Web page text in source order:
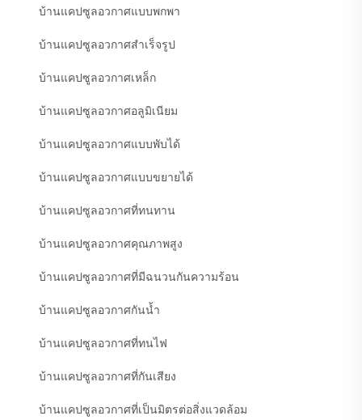
บ้านแคปซูลอวกาศแบบพกพา
บ้านแคปซูลอวกาศสำเร็จรูป
บ้านแคปซูลอวกาศเหล็ก
บ้านแคปซูลอวกาศอลูมิเนียม
บ้านแคปซูลอวกาศแบบพับได้
บ้านแคปซูลอวกาศแบบขยายได้
บ้านแคปซูลอวกาศที่ทนทาน
บ้านแคปซูลอวกาศคุณภาพสูง
บ้านแคปซูลอวกาศที่มีฉนวนกันความร้อน
บ้านแคปซูลอวกาศกันน้ำ
บ้านแคปซูลอวกาศที่ทนไฟ
บ้านแคปซูลอวกาศที่กันเสียง
บ้านแคปซูลอวกาศที่เป็นมิตรต่อสิ่งแวดล้อม